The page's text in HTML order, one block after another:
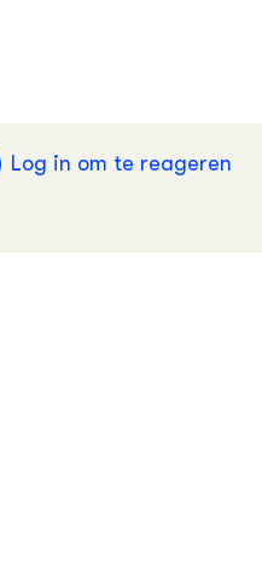
Log in om te reageren